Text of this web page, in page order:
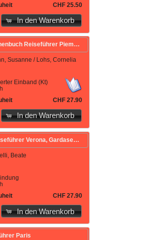
CHF 25.50
In den Warenkorb
DUMONT Reise-Taschenbuch Reiseführer Piemont, Turin, Aostatal
Susanne / Lohs, Cornelia
Einband (Kt)
CHF 27.90
In den Warenkorb
Baedeker SMART Reiseführer Verona, Gardasee, Valpolicella
Beate
CHF 27.90
In den Warenkorb
Paris